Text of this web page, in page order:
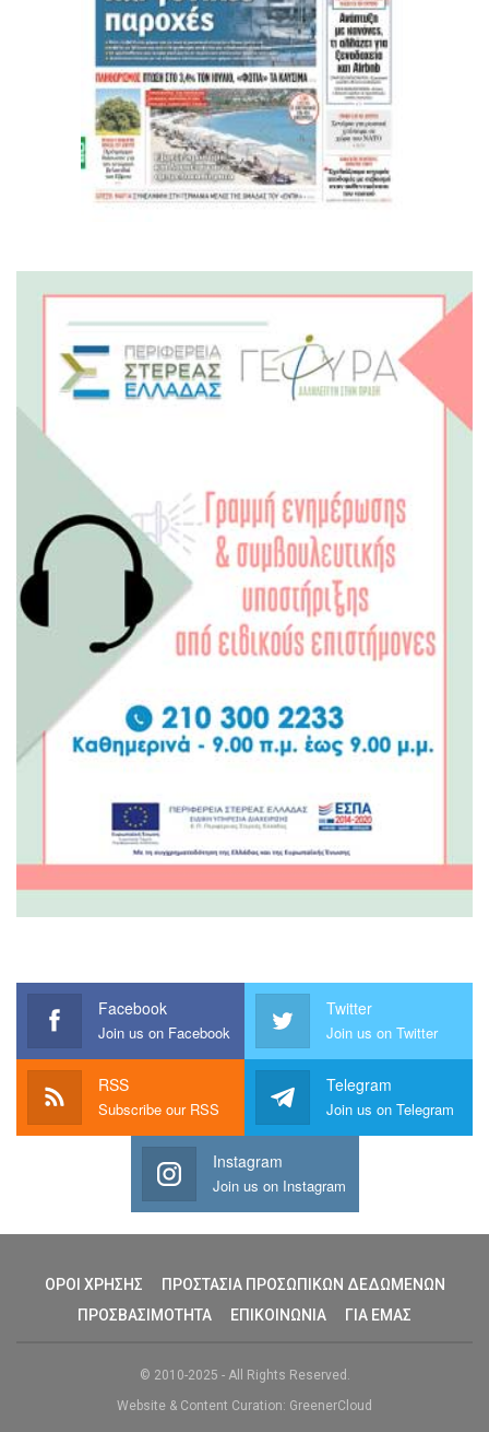
Facebook
Join us on Facebook
Twitter
Join us on Twitter
RSS
Subscribe our RSS
Telegram
Join us on Telegram
Instagram
Join us on Instagram
ΟΡΟΙ ΧΡΗΣΗΣ
ΠΡΟΣΤΑΣΙΑ ΠΡΟΣΩΠΙΚΩΝ ΔΕΔΩΜΕΝΩΝ
ΠΡΟΣΒΑΣΙΜΟΤΗΤΑ
ΕΠΙΚΟΙΝΩΝΙΑ ΓΙΑ ΕΜΑΣ
© 2010-2025 - All Rights Reserved.
Website & Content Curation: GreenerCloud